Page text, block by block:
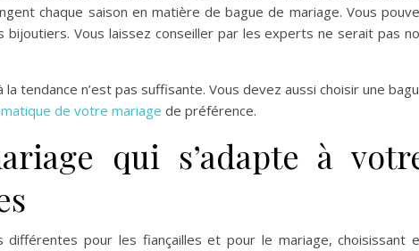
chaque saison en matière de bague de mariage. Vous
Vous laissez conseiller par les experts ne serait pas
tendance n’est pas suffisante. Vous devez aussi choisir une
de votre mariage de préférence.
qui s’adapte à
pour les fiançailles et pour le mariage, choisissant